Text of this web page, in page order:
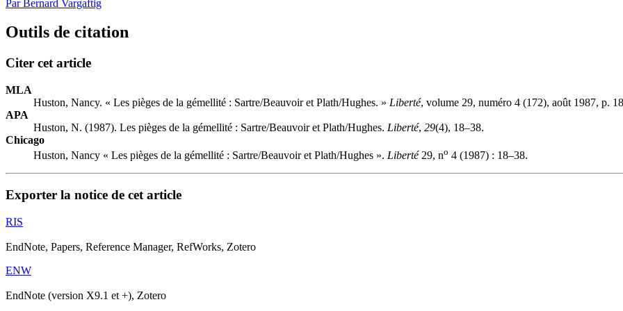
Par Bernard Vargaftig
Outils de citation
Citer cet article
MLA
Huston, Nancy. « Les pièges de la gémellité : Sartre/Beauvoir et Plath/Hughes. » Liberté, volume 29, numéro 4 (172), août 1987, p.
APA
Huston, N. (1987). Les pièges de la gémellité : Sartre/Beauvoir et Plath/Hughes. Liberté, 29(4), 18–38.
Chicago
Huston, Nancy « Les pièges de la gémellité : Sartre/Beauvoir et Plath/Hughes ». Liberté29, no 4 (1987) : 18–38.
Exporter la notice de cet article
RIS
EndNote, Papers, Reference Manager, RefWorks, Zotero
ENW
EndNote (version X9.1 et +), Zotero